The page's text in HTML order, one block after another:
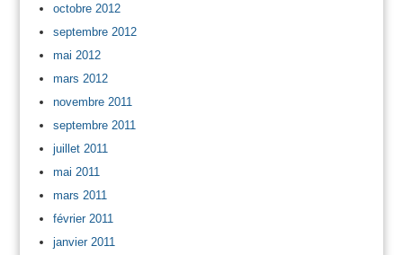
octobre 2012
septembre 2012
mai 2012
mars 2012
novembre 2011
septembre 2011
juillet 2011
mai 2011
mars 2011
février 2011
janvier 2011